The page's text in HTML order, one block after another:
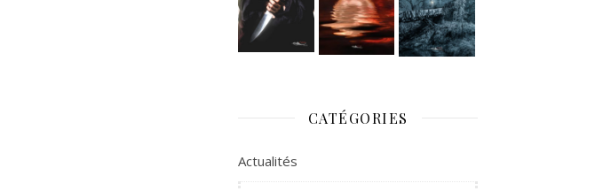
CATÉGORIES
Actualités